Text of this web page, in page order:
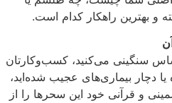
و بهترین راهکار کدام است.
سنگینی می‌کنید، کسب‌وکارتان
دچار بیماری‌های عجیب شده‌اید،
و قرآنی خود این سحرها را از